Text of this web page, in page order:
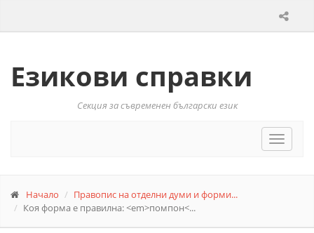
Езикови справки
Секция за съвременен български език
Toggle
Начало
Правопис на отделни думи и форми...
Коя форма е правилна: <em>помпон<...